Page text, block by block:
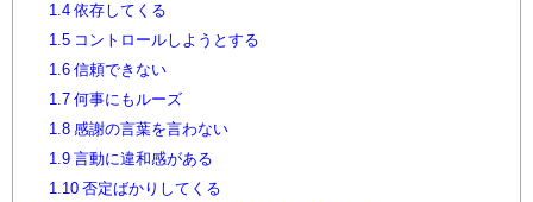
1.4依存してくる
1.5コントロールしようとする
1.6信頼できない
1.7何事にもルーズ
1.8感謝の言葉を言わない
1.9言動に違和感がある
1.10否定ばかりしてくる